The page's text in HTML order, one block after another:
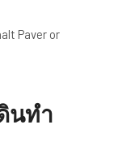
Paver or
นทำ